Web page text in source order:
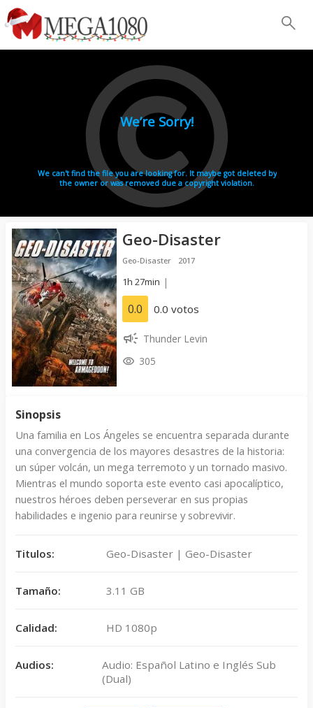
Geo-Disaster
Geo-Disaster 2017
1h 27min |
0.0 0.0 votos
Thunder Levin
305
Sinopsis
Una familia en Los Ángeles se encuentra separada durante
una convergencia de los mayores desastres de la historia:
un súper volcán, un mega terremoto y un tornado masivo.
Mientras el mundo soporta este evento casi apocalíptico,
nuestros héroes deben perseverar en sus propias
habilidades e ingenio para reunirse y sobrevivir.
Titulos: Geo-Disaster | Geo-Disaster
Tamaño: 3.11 GB
Calidad: HD 1080p
Audios:
Audio: Español Latino e Inglés Sub
(Dual)